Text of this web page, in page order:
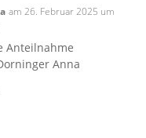
am 26. Februar 2025 um
Anteilnahme
Anna